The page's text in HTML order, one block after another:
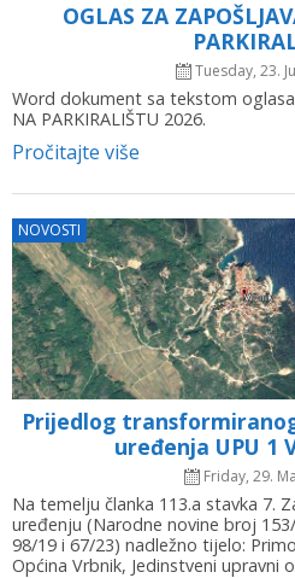
OGLAS ZA
Tuesday, 23.
Word dokument sa tekstom oglasa
NA PARKIRALIŠTU 2026.
Pročitajte više
NOVOSTI
Prijedlog
uređenja UPU 1
Friday, 29.
Na temelju članka 113.a stavka 7.
uređenju (Narodne novine broj
98/19 i 67/23) nadležno tijelo:
Općina Vrbnik, Jedinstveni upravni